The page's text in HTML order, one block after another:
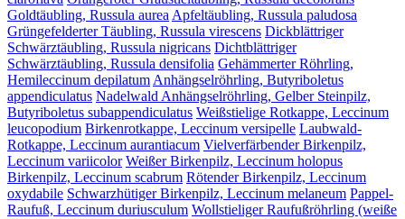
Goldtäubling, Russula aureaApfeltäubling, Russula paludosa
Grüngefelderter Täubling, Russula virescens Dickblättriger
Schwärztäubling, Russula nigricans Dichtblättriger
Schwärztäubling, Russula densifolia Gehämmerter Röhrling,
Hemileccinum depilatumAnhängselröhrling, Butyriboletus
appendiculatus Nadelwald Anhängselröhrling, Gelber Steinpilz,
Butyriboletus subappendiculatus Weißstielige Rotkappe, Leccinum
leucopodium Birkenrotkappe, Leccinum versipelle Laubwald-
Rotkappe, Leccinum aurantiacum Vielverfärbender Birkenpilz,
Leccinum variicolor Weißer Birkenpilz, Leccinum holopus
Birkenpilz, Leccinum scabrum Rötender Birkenpilz, Leccinum
oxydabile Schwarzhütiger Birkenpilz, Leccinum melaneum Pappel-
Raufuß, Leccinum duriusculum Wollstieliger Raufußröhrling (weiße